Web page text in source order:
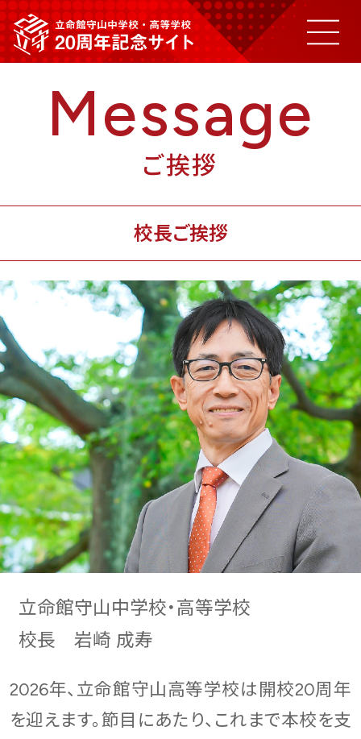
ご挨拶
記念事業(Coming soon)
寄付のお願い
Message
ご挨拶
校長ご挨拶
立命館守山中学校・高等学校
校長 岩崎 成寿
2026年、立命館守山高等学校は開校20周年
を迎えます。節目にあたり、これまで本校を支